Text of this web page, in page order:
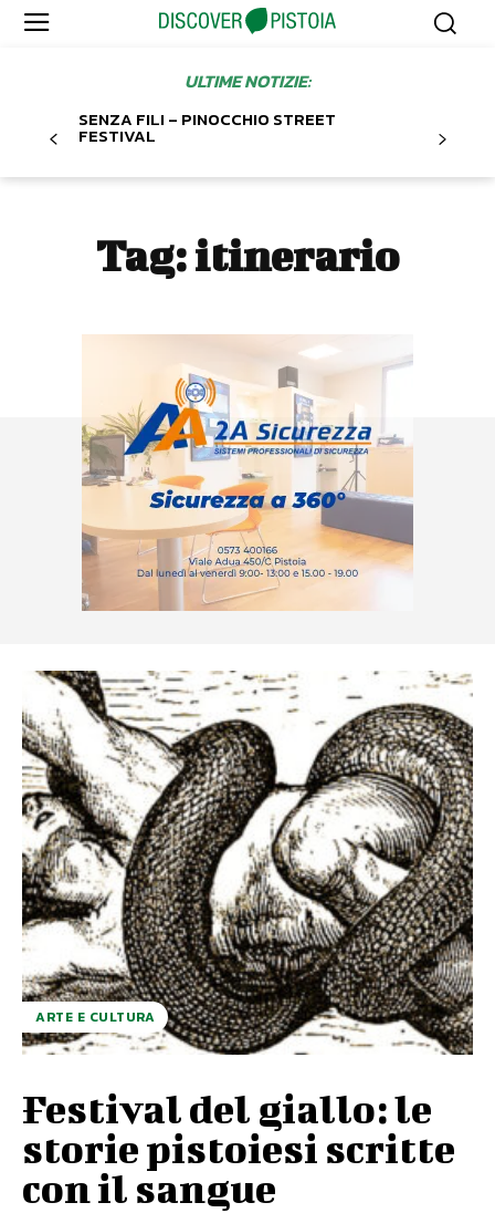
ULTIME NOTIZIE:
SENZA FILI – PINOCCHIO STREET
FESTIVAL
Tag:itinerario
ARTE E CULTURA
Festival del giallo: le
storie pistoiesi scritte
con il sangue